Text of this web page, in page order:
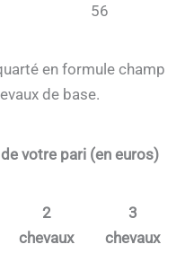
56
en formule champ
de base.
votre pari (en euros)
2
chevaux
3
chevaux